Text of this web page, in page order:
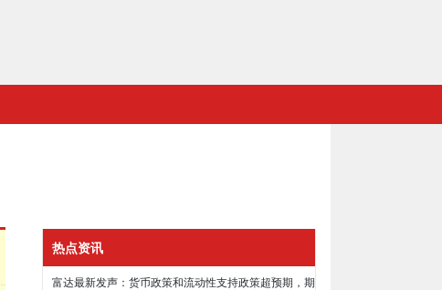
热点资讯
富达最新发声：货币政策和流动性支持政策超预期，期